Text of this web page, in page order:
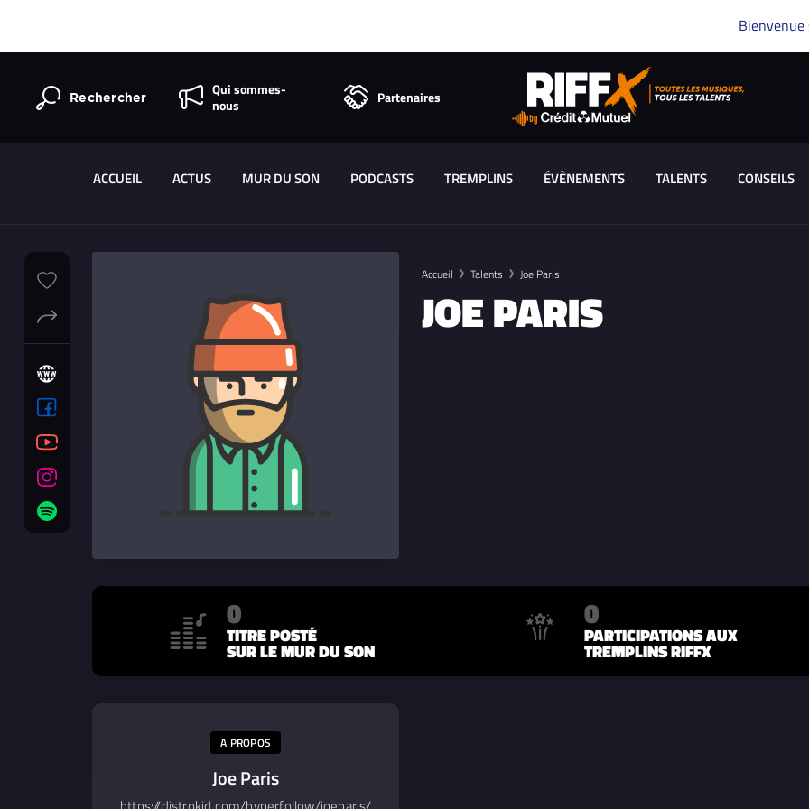
Bienvenue
Rechercher
Qui sommes-
nous
Partenaires
ACCUEIL ACTUS MUR DU SON PODCASTS TREMPLINS ÉVÈNEMENTS TALENTS CONSEILS
Accueil Talents Joe Paris
JOE PARIS
0
TITRE POSTÉ
SUR LE MUR DU SON
0
PARTICIPATIONS AUX
TREMPLINS RIFFX
A PROPOS
Joe Paris